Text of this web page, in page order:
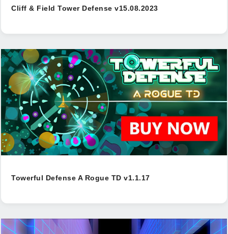
Cliff & Field Tower Defense v15.08.2023
Towerful Defense A Rogue TD v1.1.17